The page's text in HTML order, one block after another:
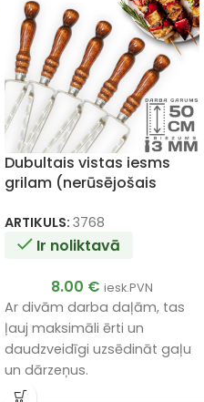
Dubultais vistas iesms
grilam (nerūsējošais
ARTIKULS: 3768
Ir noliktavā
8.00 € iesk.PVN
Ar divām darba daļām, tas
ļauj maksimāli ērti un
daudzveidīgi uzsēdināt gaļu
un dārzeņus.